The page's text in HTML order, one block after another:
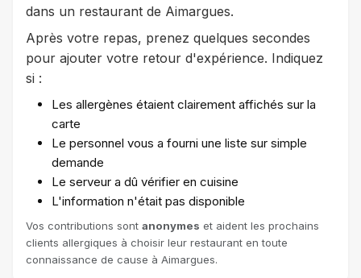
dans un restaurant de Aimargues.
Après votre repas, prenez quelques secondes
pour ajouter votre retour d'expérience. Indiquez
si :
Les allergènes étaient clairement affichés sur la
carte
Le personnel vous a fourni une liste sur simple
demande
Le serveur a dû vérifier en cuisine
L'information n'était pas disponible
Vos contributions sont anonymes et aident les prochains
clients allergiques à choisir leur restaurant en toute
connaissance de cause à Aimargues.